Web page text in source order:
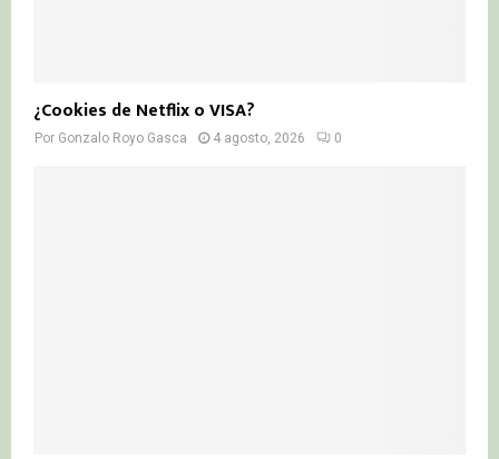
¿Cookies de Netflix o VISA?
Por Gonzalo Royo Gasca 4 agosto, 2026 0